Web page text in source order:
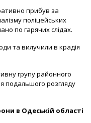
прибув за
поліцейських
по гарячих слідах.
та вилучили в крадія
групу районного
подальшого розгляду
в Одеській області